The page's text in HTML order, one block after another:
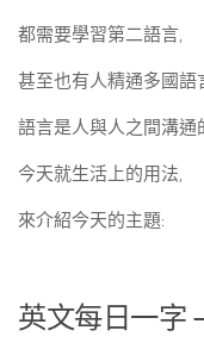
都需要學習第二語言,
甚至也有人精通多國語
語言是人與人之間溝通
今天就生活上的用法,
來介紹今天的主題:
英文每日一字